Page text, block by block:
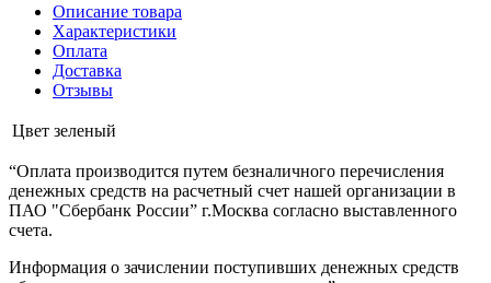
Описание товара
Характеристики
Оплата
Доставка
Отзывы
Цвет зеленый
“Оплата производится путем безналичного перечисления
денежных средств на расчетный счет нашей организации в
ПАО "Сбербанк России” г.Москва согласно выставленного
счета.
Информация о зачислении поступивших денежных средств